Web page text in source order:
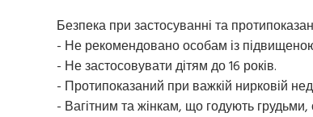
Безпека при застосуванні та
- Не рекомендовано особам із
- Не застосовувати дітям до 16 років.
- Протипоказаний при важкій нирковій
- Вагітним та жінкам, що годують грудьми,